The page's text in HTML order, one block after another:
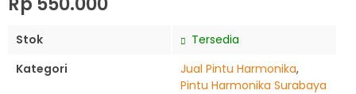
Stok
Tersedia
Kategori
Jual Pintu Harmonika,
Pintu Harmonika Surabaya